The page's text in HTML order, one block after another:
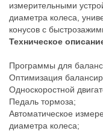
измерительными
диаметра колеса,
конусов с
Техническое
Программы для
Оптимизация
Односкоростной
Педаль тормоза;
Автоматическое
диаметра колеса;